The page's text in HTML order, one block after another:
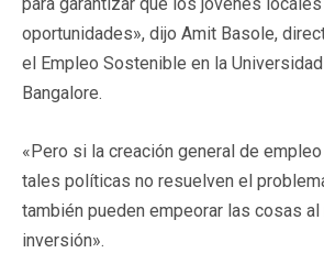
para garantizar que los jóvenes
oportunidades», dijo Amit Basole,
el Empleo Sostenible en la
Bangalore.
«Pero si la creación general de
tales políticas no resuelven el
también pueden empeorar las cosas al
inversión».